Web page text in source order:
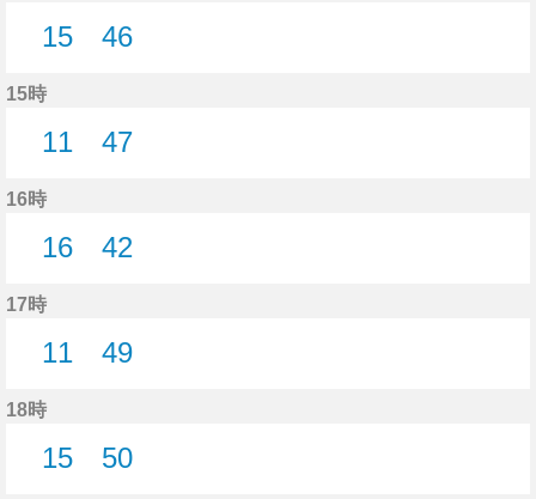
15
46
15時
11
47
16時
16
42
17時
11
49
18時
15
50